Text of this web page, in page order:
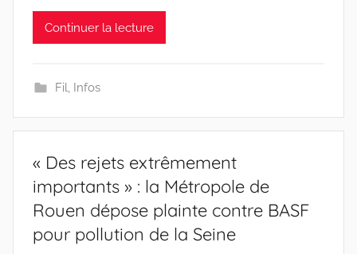
Continuer la lecture
Fil, Infos
« Des rejets extrêmement
importants » : la Métropole de
Rouen dépose plainte contre BASF
pour pollution de la Seine